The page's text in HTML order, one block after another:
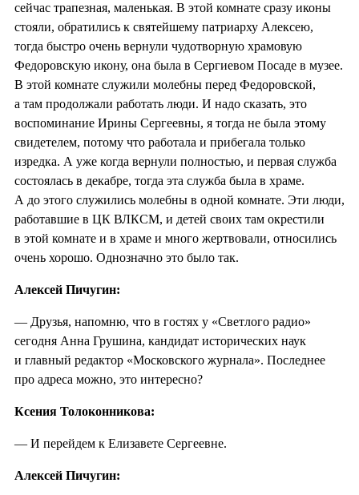
сейчас трапезная, маленькая. В этой комнате сразу иконы
стояли, обратились к святейшему патриарху Алексею,
тогда быстро очень вернули чудотворную храмовую
Федоровскую икону, она была в Сергиевом Посаде в музее.
В этой комнате служили молебны перед Федоровской,
а там продолжали работать люди. И надо сказать, это
воспоминание Ирины Сергеевны, я тогда не была этому
свидетелем, потому что работала и прибегала только
изредка. А уже когда вернули полностью, и первая служба
состоялась в декабре, тогда эта служба была в храме.
А до этого служились молебны в одной комнате. Эти люди,
работавшие в ЦК ВЛКСМ, и детей своих там окрестили
в этой комнате и в храме и много жертвовали, относились
очень хорошо. Однозначно это было так.
Алексей Пичугин:
— Друзья, напомню, что в гостях у «Светлого радио»
сегодня Анна Грушина, кандидат исторических наук
и главный редактор «Московского журнала». Последнее
про адреса можно, это интересно?
Ксения Толоконникова:
— И перейдем к Елизавете Сергеевне.
Алексей Пичугин: